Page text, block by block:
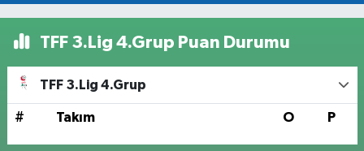
TFF 3.Lig 4.Grup Puan Durumu
TFF 3.Lig 4.Grup
# Takım O P